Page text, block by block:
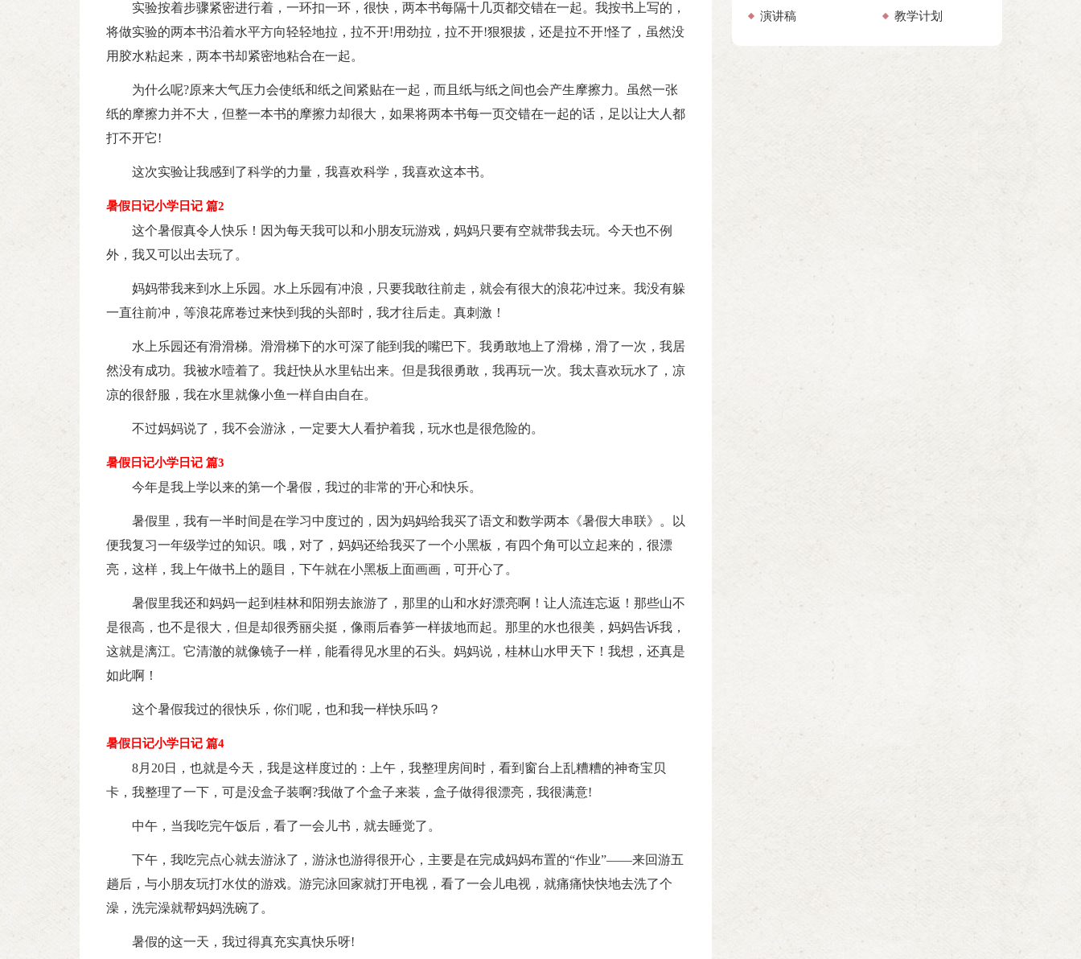
实验按着步骤紧密进行着，一环扣一环，很快，两本书每隔十几页都交错在一起。我按书上写的，
将做实验的两本书沿着水平方向轻轻地拉，拉不开!用劲拉，拉不开!狠狠拔，还是拉不开!怪了，虽然没
用胶水粘起来，两本书却紧密地粘合在一起。
为什么呢?原来大气压力会使纸和纸之间紧贴在一起，而且纸与纸之间也会产生摩擦力。虽然一张
纸的摩擦力并不大，但整一本书的摩擦力却很大，如果将两本书每一页交错在一起的话，足以让大人都
打不开它!
这次实验让我感到了科学的力量，我喜欢科学，我喜欢这本书。
暑假日记小学日记 篇2
这个暑假真令人快乐！因为每天我可以和小朋友玩游戏，妈妈只要有空就带我去玩。今天也不例
外，我又可以出去玩了。
妈妈带我来到水上乐园。水上乐园有冲浪，只要我敢往前走，就会有很大的浪花冲过来。我没有躲
一直往前冲，等浪花席卷过来快到我的头部时，我才往后走。真刺激！
水上乐园还有滑滑梯。滑滑梯下的水可深了能到我的嘴巴下。我勇敢地上了滑梯，滑了一次，我居
然没有成功。我被水噎着了。我赶快从水里钻出来。但是我很勇敢，我再玩一次。我太喜欢玩水了，凉
凉的很舒服，我在水里就像小鱼一样自由自在。
不过妈妈说了，我不会游泳，一定要大人看护着我，玩水也是很危险的。
暑假日记小学日记 篇3
今年是我上学以来的第一个暑假，我过的非常的'开心和快乐。
暑假里，我有一半时间是在学习中度过的，因为妈妈给我买了语文和数学两本《暑假大串联》。以
便我复习一年级学过的知识。哦，对了，妈妈还给我买了一个小黑板，有四个角可以立起来的，很漂
亮，这样，我上午做书上的题目，下午就在小黑板上面画画，可开心了。
暑假里我还和妈妈一起到桂林和阳朔去旅游了，那里的山和水好漂亮啊！让人流连忘返！那些山不
是很高，也不是很大，但是却很秀丽尖挺，像雨后春笋一样拔地而起。那里的水也很美，妈妈告诉我，
这就是漓江。它清澈的就像镜子一样，能看得见水里的石头。妈妈说，桂林山水甲天下！我想，还真是
如此啊！
这个暑假我过的很快乐，你们呢，也和我一样快乐吗？
暑假日记小学日记 篇4
8月20日，也就是今天，我是这样度过的：上午，我整理房间时，看到窗台上乱糟糟的神奇宝贝
卡，我整理了一下，可是没盒子装啊?我做了个盒子来装，盒子做得很漂亮，我很满意!
中午，当我吃完午饭后，看了一会儿书，就去睡觉了。
下午，我吃完点心就去游泳了，游泳也游得很开心，主要是在完成妈妈布置的“作业”——来回游五
趟后，与小朋友玩打水仗的游戏。游完泳回家就打开电视，看了一会儿电视，就痛痛快快地去洗了个
澡，洗完澡就帮妈妈洗碗了。
暑假的这一天，我过得真充实真快乐呀!
演讲稿 教学计划